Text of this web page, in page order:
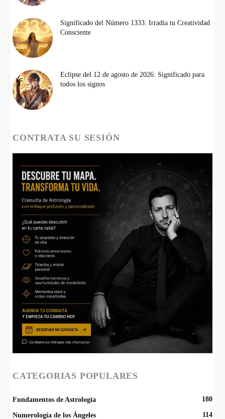
Significado del Número 1333: Irradia tu Creatividad
Consciente
Eclipse del 12 de agosto de 2026: Significado para
todos los signos
CONTRATA SU SESIÓN
CATEGORIAS POPULARES
Fundamentos de Astrología 180
Numerología de los Ángeles 114